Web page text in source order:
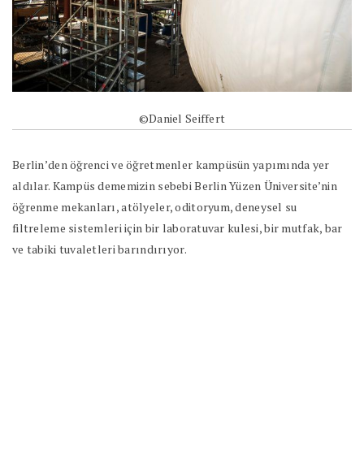
©Daniel Seiffert
Berlin’den öğrenci ve öğretmenler kampüsün yapımında yer
aldılar. Kampüs dememizin sebebi Berlin Yüzen Üniversite’nin
öğrenme mekanları, atölyeler, oditoryum, deneysel su
filtreleme sistemleri için bir laboratuvar kulesi, bir mutfak, bar
ve tabiki tuvaletleri barındırıyor.